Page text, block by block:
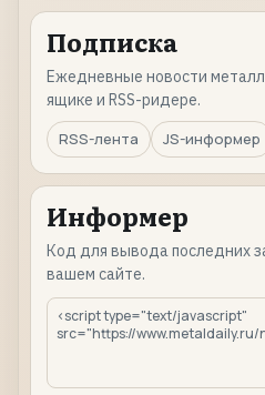
Подписка
Ежедневные новости
ящике и RSS-ридере.
RSS-лента
JS-информер
Информер
Код для вывода последних
вашем сайте.